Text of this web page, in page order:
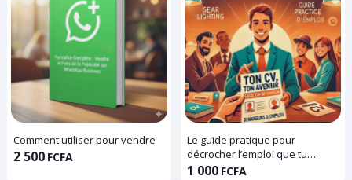
Comment utiliser pour vendre
2 500 FCFA
Le guide pratique pour
décrocher l’emploi que tu
mérites
1 000 FCFA